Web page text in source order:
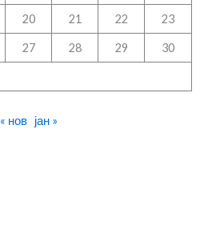
20 21 22 23
27 28 29 30
« нов јан »